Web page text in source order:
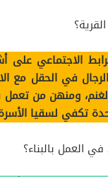
الاجتماعي
في الحقل مع
ومنهن من تعمل
تكفي لسقيا
العمل بالبناء؟